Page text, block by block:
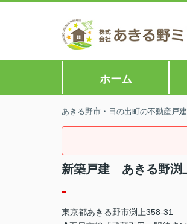
ホーム
あきる野市・日の出町の不動産戸
新築戸建 あきる野
-
東京都あきる野市渕上358-31